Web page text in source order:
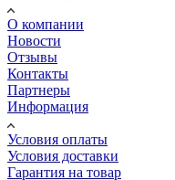
О компании
Новости
Отзывы
Контакты
Партнеры
Информация
Условия оплаты
Условия доставки
Гарантия на товар